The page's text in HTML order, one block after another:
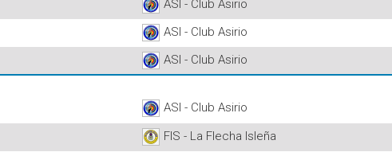
ASI - Club Asirio
ASI - Club Asirio
ASI - Club Asirio
ASI - Club Asirio
FIS - La Flecha Isleña